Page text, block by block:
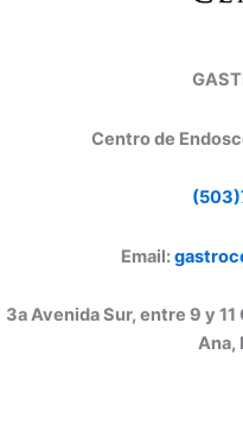
Centro de
Email:
3a Avenida Sur, entre 9 y
Ana,